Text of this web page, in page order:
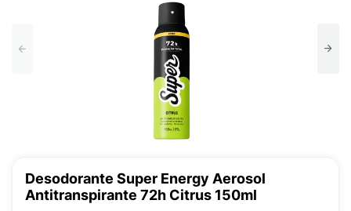
Desodorante Super Energy Aerosol
Antitranspirante 72h Citrus 150ml